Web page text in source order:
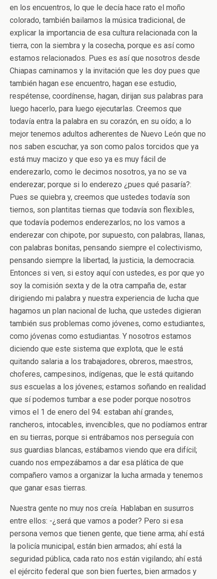
en los encuentros, lo que le decía hace rato el moño
colorado, también bailamos la música tradicional, de
explicar la importancia de esa cultura relacionada con la
tierra, con la siembra y la cosecha, porque es así como
estamos relacionados. Pues es así que nosotros desde
Chiapas caminamos y la invitación que les doy pues que
también hagan ese encuentro, hagan ese estudio,
respétense, coordínense, hagan, dirijan sus palabras para
luego hacerlo, para luego ejecutarlas. Creemos que
todavía entra la palabra en su corazón, en su oído; a lo
mejor tenemos adultos adherentes de Nuevo León que no
nos saben escuchar, ya son como palos torcidos que ya
está muy macizo y que eso ya es muy fácil de
enderezarlo, como le decimos nosotros, ya no se va
enderezar; porque si lo enderezo ¿pues qué pasaría?:
Pues se quiebra y, creemos que ustedes todavía son
tiernos, son plantitas tiernas que todavía son flexibles,
que todavía podemos enderezarlos; no los vamos a
enderezar con chipote, por supuesto, con palabras, llanas,
con palabras bonitas, pensando siempre el colectivismo,
pensando siempre la libertad, la justicia, la democracia.
Entonces si ven, si estoy aquí con ustedes, es por que yo
soy la comisión sexta y de la otra campaña de, estar
dirigiendo mi palabra y nuestra experiencia de lucha que
hagamos un plan nacional de lucha, que ustedes digieran
también sus problemas como jóvenes, como estudiantes,
como jóvenas como estudiantas. Y nosotros estamos
diciendo que este sistema que explota, que le está
quitando salaria a los trabajadores, obreros, maestros,
choferes, campesinos, indígenas, que le está quitando
sus escuelas a los jóvenes; estamos soñando en realidad
que sí podemos tumbar a ese poder porque nosotros
vimos el 1 de enero del 94: estaban ahí grandes,
rancheros, intocables, invencibles, que no podíamos entrar
en su tierras, porque si entrábamos nos perseguía con
sus guardias blancas, estábamos viendo que era difícil;
cuando nos empezábamos a dar esa plática de que
compañero vamos a organizar la lucha armada y tenemos
que ganar esas tierras.
Nuestra gente no muy nos creía. Hablaban en susurros
entre ellos: -¿será que vamos a poder? Pero si esa
persona vemos que tienen gente, que tiene arma; ahí está
la policía municipal, están bien armados; ahí está la
seguridad pública, cada rato nos están vigilando; ahí está
el ejército federal que son bien fuertes, bien armados y